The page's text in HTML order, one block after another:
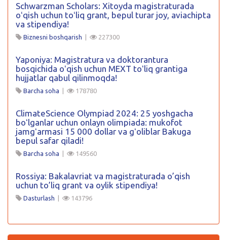
Schwarzman Scholars: Xitoyda magistraturada
oʻqish uchun toʻliq grant, bepul turar joy, aviachipta
va stipendiya!
Biznesni boshqarish | 227300
Yaponiya: Magistratura va doktorantura
bosqichida oʻqish uchun MEXT toʻliq grantiga
hujjatlar qabul qilinmoqda!
Barcha soha | 178780
ClimateScience Olympiad 2024: 25 yoshgacha
boʻlganlar uchun onlayn olimpiada: mukofot
jamgʻarmasi 15 000 dollar va gʻoliblar Bakuga
bepul safar qiladi!
Barcha soha | 149560
Rossiya: Bakalavriat va magistraturada o’qish
uchun to’liq grant va oylik stipendiya!
Dasturlash | 143796